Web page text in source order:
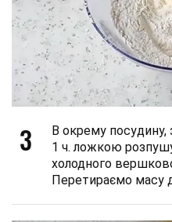
3
В окрему
1 ч. ложкою
холодного
Перетираємо масу